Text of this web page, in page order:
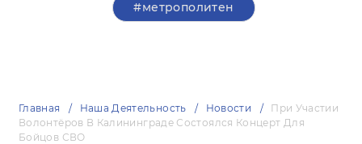
#метрополитен
Главная Наша Деятельность Новости
При Участии
Волонтёров В Калининграде Состоялся Концерт Для
Бойцов СВО